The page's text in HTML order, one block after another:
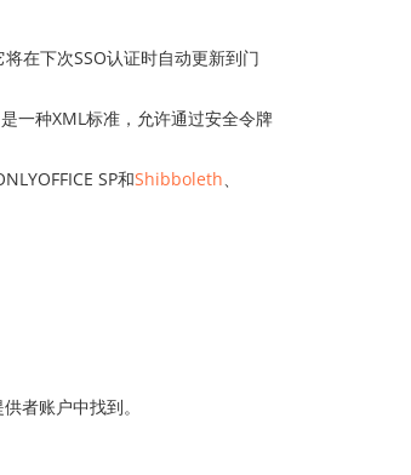
在下次SSO认证时自动更新到门
是一种XML标准，允许通过安全令牌
SP和Shibboleth、
者账户中找到。